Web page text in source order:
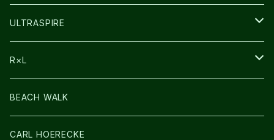
HEADLAMP
ULTRASPIRE
BAG
LIGHT
R×L
SOCKS・LEGWARMER
アームカバー
BEACH WALK
CARL HOERECKE